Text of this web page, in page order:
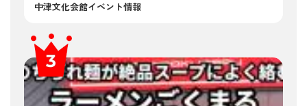
中津文化会館イベント情報